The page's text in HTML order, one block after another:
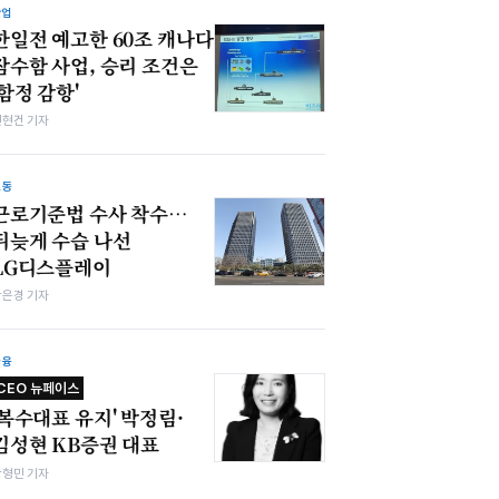
일전 예고한 60조 캐나다
수함 사업, 승리 조건은
정 감항'
건 기자
로기준법 수사 착수…
늦게 수습 나선
디스플레이
경 기자
뉴페이스
수대표 유지' 박정림·
성현 KB증권 대표
민 기자